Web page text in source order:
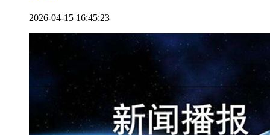
2026-04-15 16:45:23